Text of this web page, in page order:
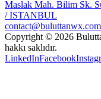
Maslak Mah. Bilim Sk.
/ İSTANBUL
contact@buluttanwx.com
Copyright © 2026
hakkı saklıdır.
LinkedInFacebook